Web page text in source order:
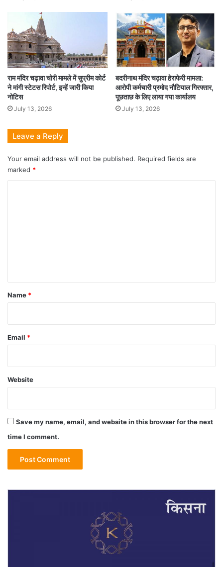
राम मंदिर चढ़ावा चोरी मामले में सुप्रीम कोर्ट
ने मांगी स्टेटस रिपोर्ट, इन्हें जारी किया
नोटिस
July 13, 2026
बदरीनाथ मंदिर चढ़ावा हेराफेरी मामला:
आरोपी कर्मचारी प्रमोद नौटियाल गिरफ्तार,
पूछताछ के लिए लाया गया कार्यालय
July 13, 2026
Leave a Reply
Your email address will not be published. Required fields are
marked *
*
Name *
Email *
Website
Save my name, email, and website in this browser for the next
time I comment.